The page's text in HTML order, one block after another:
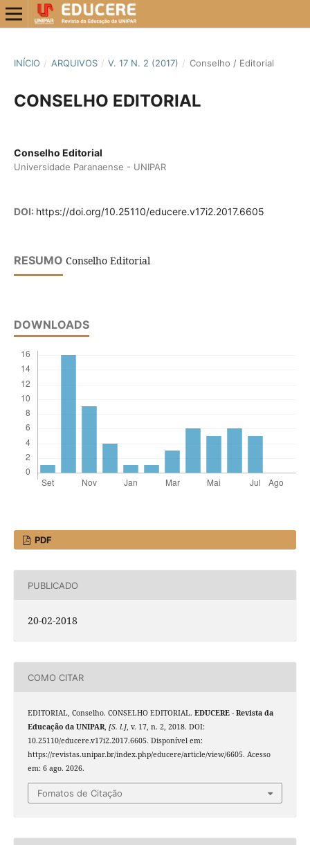
INÍCIO / ARQUIVOS / V. 17 N. 2 (2017) / Conselho / Editorial
CONSELHO EDITORIAL
Conselho Editorial
Universidade Paranaense - UNIPAR
DOI: https://doi.org/10.25110/educere.v17i2.2017.6605
RESUMO Conselho Editorial
DOWNLOADS
PDF
PUBLICADO
20-02-2018
COMO CITAR
EDITORIAL, Conselho. CONSELHO EDITORIAL. EDUCERE - Revista da
Educação da UNIPAR, [S. l.], v. 17, n. 2, 2018. DOI:
10.25110/educere.v17i2.2017.6605. Disponível em:
https://revistas.unipar.br/index.php/educere/article/view/6605. Acesso
em: 6 ago. 2026.
Fomatos de Citação